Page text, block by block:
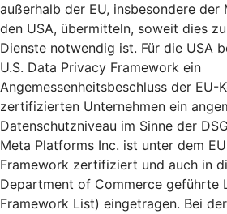
außerhalb der EU, insbesondere der
den USA, übermitteln, soweit dies
Dienste notwendig ist. Für die USA
U.S. Data Privacy Framework ein
Angemessenheitsbeschluss der EU-
zertifizierten Unternehmen ein
Datenschutzniveau im Sinne der
Meta Platforms Inc. ist unter dem
Framework zertifiziert und auch in
Department of Commerce geführte
Framework List) eingetragen. Bei